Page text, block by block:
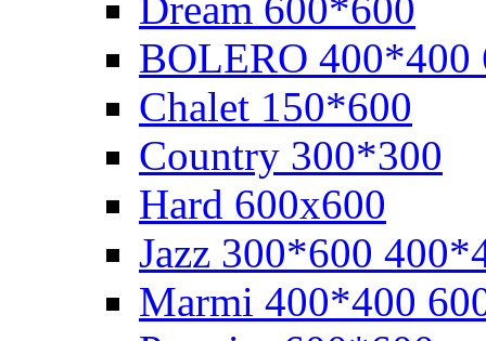
BOLERO 400*400
Chalet 150*600
Cоuntry 300*300
Hard 600x600
Jazz 300*600
Marmi 400*400